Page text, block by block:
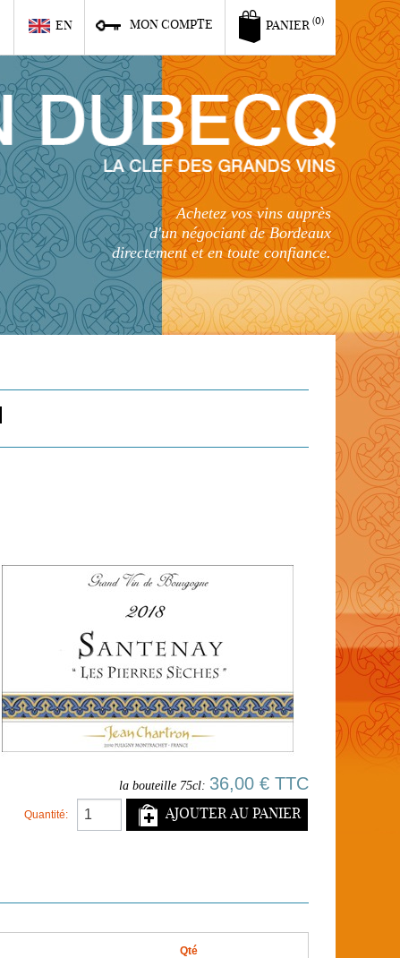
PANIER (0)
MON COMPTE
EN
Achetez vos vins auprès
d'un négociant de Bordeaux
directement et en toute confiance.
la bouteille 75cl: 36,00 € TTC
Quantité: AJOUTER AU PANIER
Qté